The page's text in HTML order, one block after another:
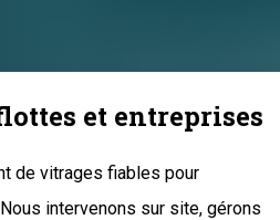
et entreprises
de vitrages fiables pour
intervenons sur site, gérons